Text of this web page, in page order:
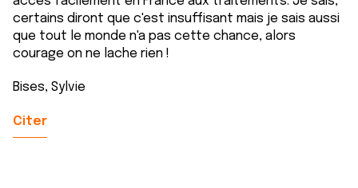
certains diront que c'est insuffisant mais je sais aussi
que tout le monde n'a pas cette chance, alors
courage on ne lache rien !
Bises, Sylvie
Citer